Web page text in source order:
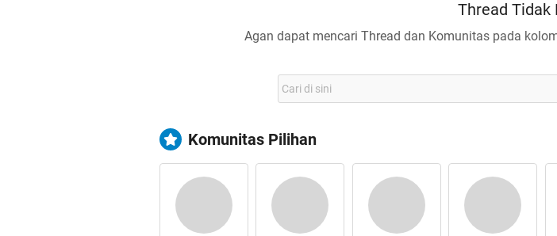
Thread Tidak
Agan dapat mencari Thread dan Komunitas pada
Komunitas Pilihan